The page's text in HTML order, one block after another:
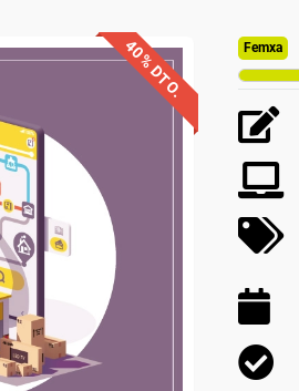
40% DTO. Femxa